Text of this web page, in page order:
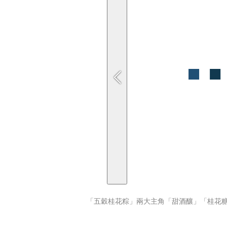
「五穀桂花粽」兩大主角「甜酒釀」「桂花